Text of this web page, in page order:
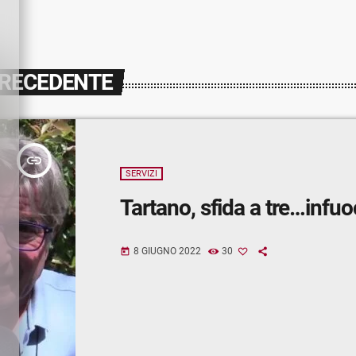
insert_link
SERVIZI
Tartano, sfida a
today 8 GIUGNO 2022 30